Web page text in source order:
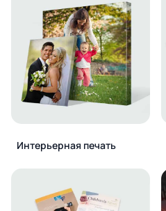
Интерьерная печать